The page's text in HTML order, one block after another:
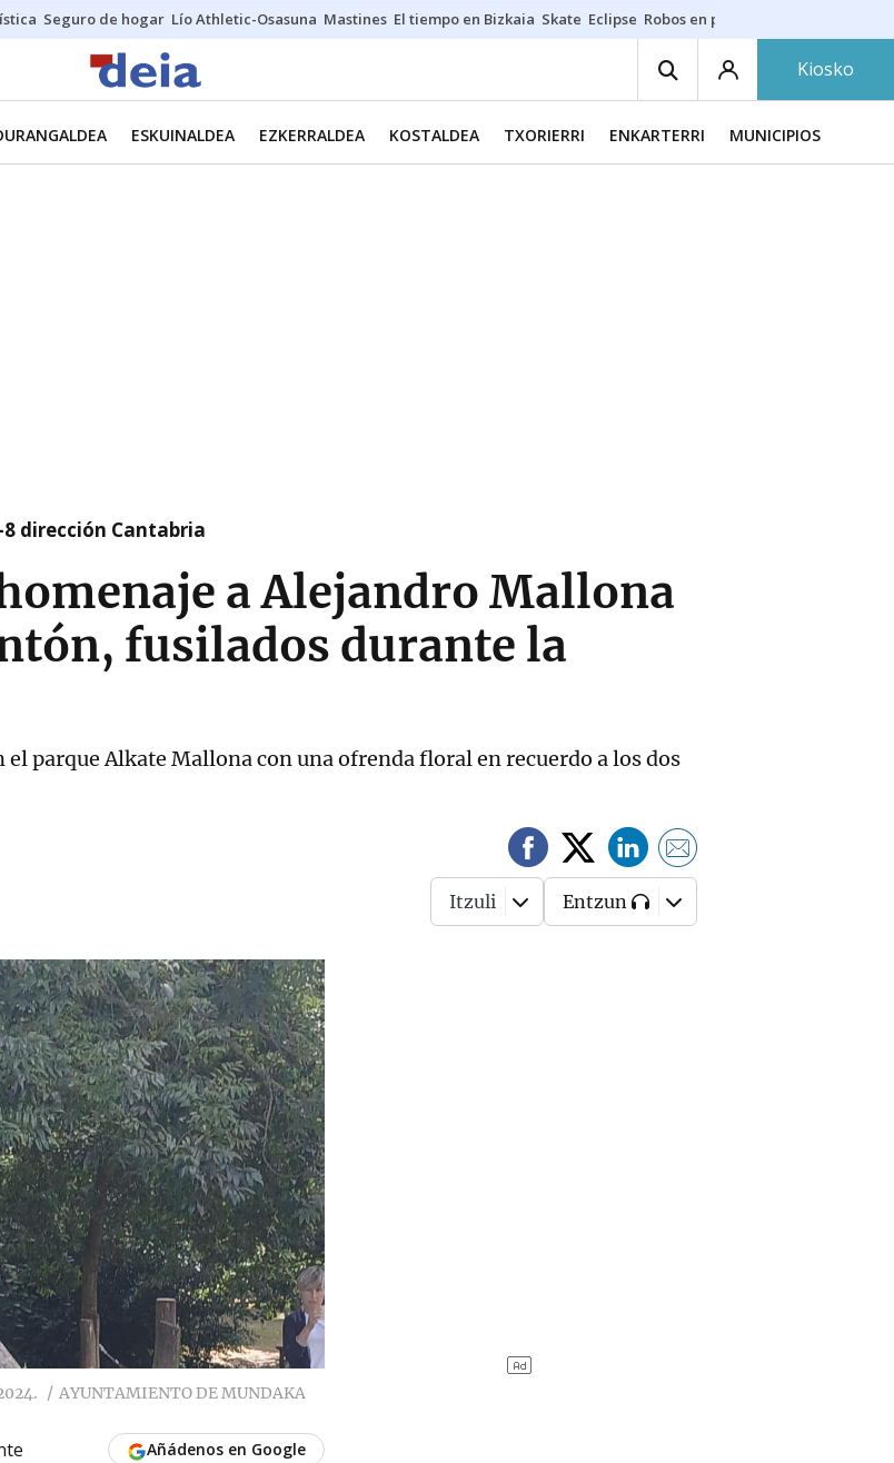
Seguro de hogar Lío Athletic-Osasuna Mastines El tiempo en Bizkaia Skate Eclipse Robos en playas
Kiosko
ESKUINALDEA EZKERRALDEA KOSTALDEA TXORIERRI ENKARTERRI MUNICIPIOS
dirección Cantabria
a Alejandro Mallona
fusilados durante la
el parque Alkate Mallona con una ofrenda floral en recuerdo a los dos
Itzuli Entzun
AYUNTAMIENTO DE MUNDAKA
Añádenos en Google